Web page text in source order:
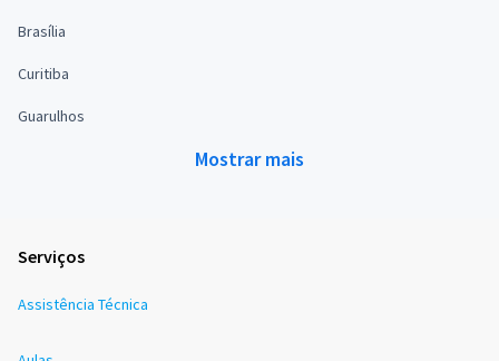
Brasília
Curitiba
Guarulhos
Mostrar mais
Serviços
Assistência Técnica